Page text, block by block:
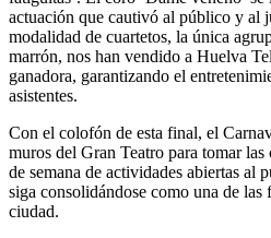
actuación que cautivó al público y al
modalidad de cuartetos, la única
marrón, nos han vendido a Huelva
ganadora, garantizando el
asistentes.
Con el colofón de esta final, el
muros del Gran Teatro para tomar
de semana de actividades abiertas al
siga consolidándose como una de las
ciudad.